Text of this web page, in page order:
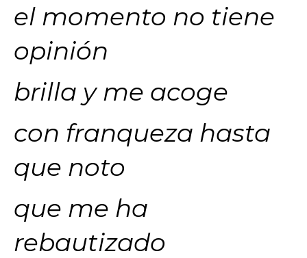
el momento no tiene
opinión
brilla y me acoge
con franqueza hasta
que noto
que me ha
rebautizado